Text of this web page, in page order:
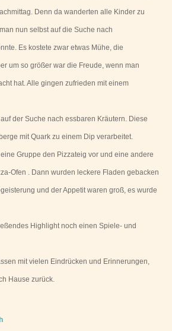
Denn da wanderten alle Kinder zu
nun selbst auf die Suche nach
Es kostete zwar etwas Mühe, die
um so größer war die Freude, wenn man
hat. Alle gingen zufrieden mit einem
der Suche nach essbaren Kräutern. Diese
mit Quark zu einem Dip verarbeitet.
Gruppe den Pizzateig vor und eine andere
Ofen . Dann wurden leckere Fladen gebacken
und der Appetit waren groß, es wurde
Highlight noch einen Spiele- und
mit vielen Eindrücken und Erinnerungen,
Hause zurück.